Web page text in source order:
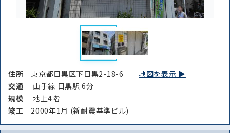
住所東京都目黒区下目黒2-18-6地図を表示 ▶︎
交通
山手線 目黒駅 6分
規模
地上4階
竣⼯ 2000年1月 (新耐震基準ビル)